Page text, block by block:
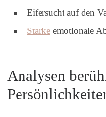
Eifersucht auf den
Starke emotionale
Analysen